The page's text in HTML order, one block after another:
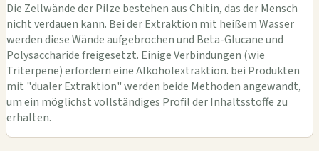
Die Zellwände der Pilze bestehen aus Chitin, das der Mensch
nicht verdauen kann. Bei der Extraktion mit heißem Wasser
werden diese Wände aufgebrochen und Beta-Glucane und
Polysaccharide freigesetzt. Einige Verbindungen (wie
Triterpene) erfordern eine Alkoholextraktion. bei Produkten
mit "dualer Extraktion" werden beide Methoden angewandt,
um ein möglichst vollständiges Profil der Inhaltsstoffe zu
erhalten.